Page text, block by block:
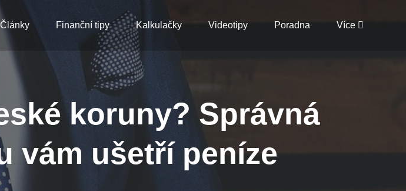
Články Finanční tipy Kalkulačky Videotipy Poradna Více
koruny? Správná
vám ušetří peníze